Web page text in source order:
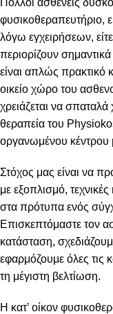
Πολλοί ασθενείς
φυσικοθεραπευτήριο,
λόγω εγχειρήσεων,
περιορίζουν
είναι απλώς πρακτικό
οικείο χώρο του
χρειάζεται να
θεραπεία του
οργανωμένου κέντρου
Στόχος μας είναι να
με εξοπλισμό,
στα πρότυπα ενός
Επισκεπτόμαστε τον
κατάσταση,
εφαρμόζουμε όλες τις
τη μέγιστη βελτίωση.
Η κατ’ οίκον